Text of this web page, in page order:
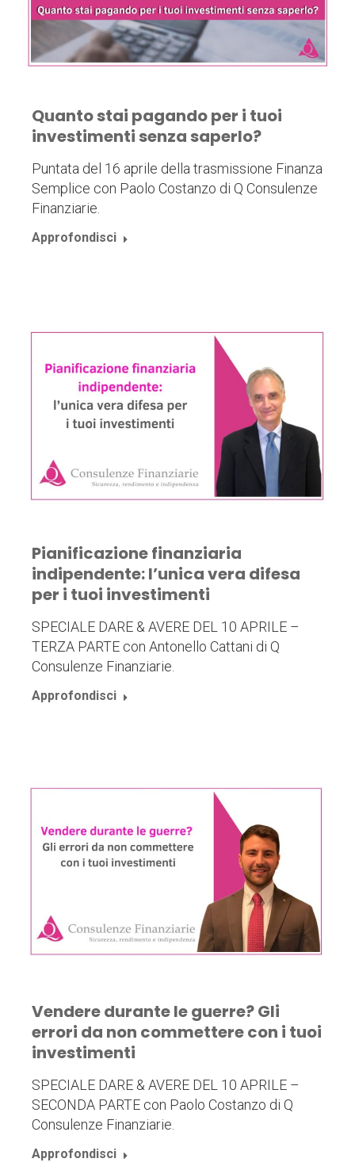
Quanto stai pagando per i tuoi
investimenti senza saperlo?
Puntata del 16 aprile della trasmissione Finanza
Semplice con Paolo Costanzo di Q Consulenze
Finanziarie.
Approfondisci
Pianificazione finanziaria
indipendente: l’unica vera difesa
per i tuoi investimenti
SPECIALE DARE & AVERE DEL 10 APRILE –
TERZA PARTE con Antonello Cattani di Q
Consulenze Finanziarie.
Approfondisci
Vendere durante le guerre? Gli
errori da non commettere con i tuoi
investimenti
SPECIALE DARE & AVERE DEL 10 APRILE –
SECONDA PARTE con Paolo Costanzo di Q
Consulenze Finanziarie.
Approfondisci